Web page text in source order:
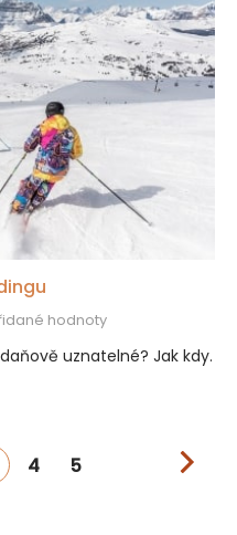
hodnoty
uznatelné? Jak kdy.
4 5